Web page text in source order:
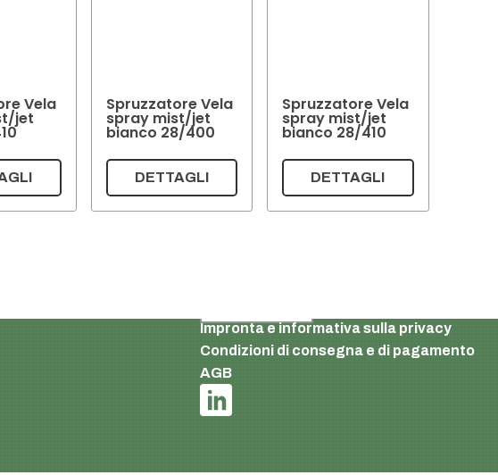
Vela
jet
Spruzzatore Vela
spray mist/jet
bianco 28/400
DETTAGLI
Spruzzatore Vela
spray mist/jet
bianco 28/410
DETTAGLI
Impronta e informativa sulla privacy
Condizioni di consegna e di pagamento
AGB